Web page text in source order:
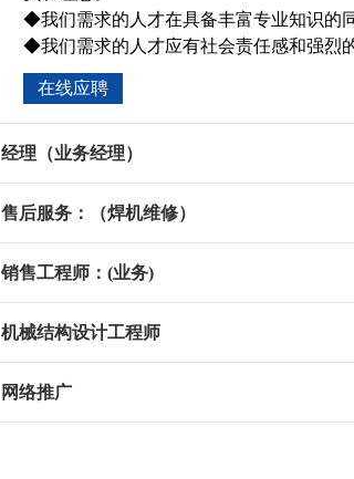
◆我们需求的人才在具备丰富专业知识的
◆我们需求的人才应有社会责任感和强烈
在线应聘
经理（业务经理）
售后服务：（焊机维修）
销售工程师：(业务)
机械结构设计工程师
网络推广